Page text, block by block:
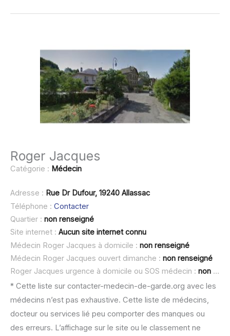
Roger Jacques
Catégorie : Médecin
Adresse : Rue Dr Dufour, 19240 Allassac
Téléphone : Contacter
Quartier : non renseigné
Site internet : Aucun site internet connu
Médecin Roger Jacques à domicile : non renseigné
Médecin Roger Jacques ouvert dimanche : non renseigné
Roger Jacques urgence à domicile ou SOS médecin : non renseigné
* Cette liste sur contacter-medecin-de-garde.org avec les
médecins n’est pas exhaustive. Cette liste de médecins,
docteur ou services lié peu comporter des manques ou
des erreurs. L’affichage sur le site ou le classement ne